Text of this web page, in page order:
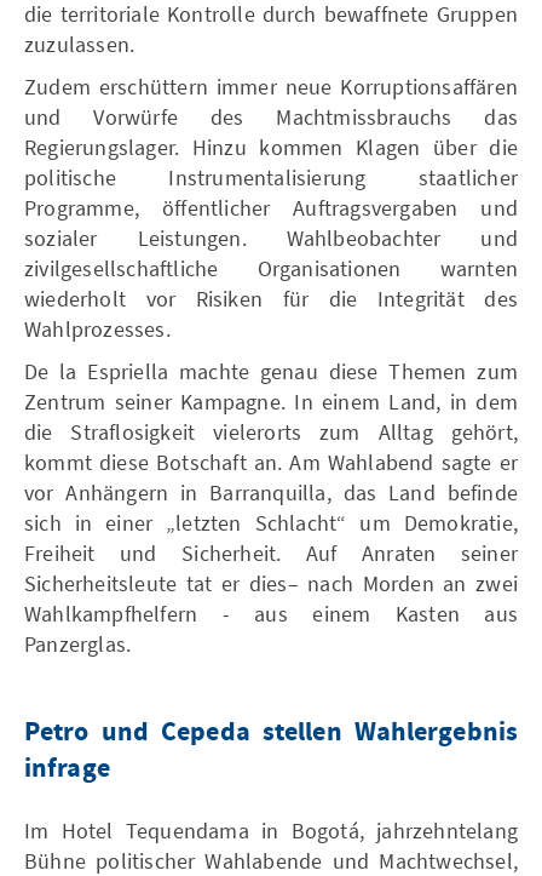
die territoriale Kontrolle durch bewaffnete Gruppen
zuzulassen.
Zudem erschüttern immer neue Korruptionsaffären
und Vorwürfe des Machtmissbrauchs das
Regierungslager. Hinzu kommen Klagen über die
politische Instrumentalisierung staatlicher
Programme, öffentlicher Auftragsvergaben und
sozialer Leistungen. Wahlbeobachter und
zivilgesellschaftliche Organisationen warnten
wiederholt vor Risiken für die Integrität des
Wahlprozesses.
De la Espriella machte genau diese Themen zum
Zentrum seiner Kampagne. In einem Land, in dem
die Straflosigkeit vielerorts zum Alltag gehört,
kommt diese Botschaft an. Am Wahlabend sagte er
vor Anhängern in Barranquilla, das Land befinde
sich in einer „letzten Schlacht“ um Demokratie,
Freiheit und Sicherheit. Auf Anraten seiner
Sicherheitsleute tat er dies– nach Morden an zwei
Wahlkampfhelfern - aus einem Kasten aus
Panzerglas.
Petro und Cepeda stellen Wahlergebnis
infrage
Im Hotel Tequendama in Bogotá, jahrzehntelang
Bühne politischer Wahlabende und Machtwechsel,